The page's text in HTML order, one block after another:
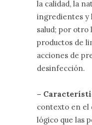
la calidad, la
ingredientes y
salud; por otro
productos de
acciones de
desinfección.
–
contexto en el
lógico que las